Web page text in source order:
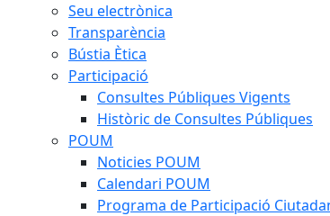
Seu electrònica
Transparència
Bústia Ètica
Participació
Consultes Públiques Vigents
Històric de Consultes Públiques
POUM
Noticies POUM
Calendari POUM
Programa de Participació